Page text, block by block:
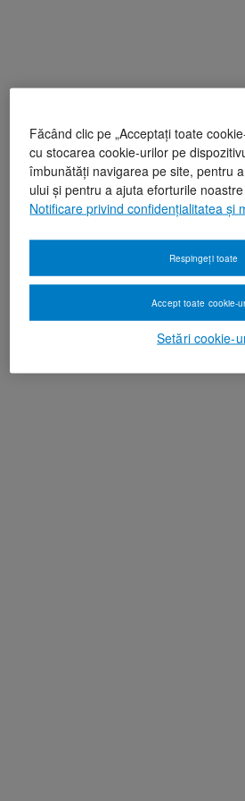
Făcând clic pe „Acceptați toate
cu stocarea cookie-urilor pe
îmbunătăți navigarea pe site, pentru
ului și pentru a ajuta eforturile
Notificare privind confidențialitatea și
Setări cookie-
Respingeți toate
Accept toate cookie-